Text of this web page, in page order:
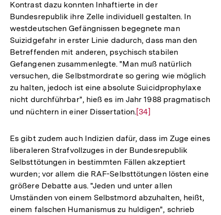
der
Fußnote
Kontrast dazu konnten Inhaftierte in der
Bundesrepublik ihre Zelle individuell gestalten. In
westdeutschen Gefängnissen begegnete man
Suizidgefahr in erster Linie dadurch, dass man den
Betreffenden mit anderen, psychisch stabilen
Gefangenen zusammenlegte. "Man muß natürlich
versuchen, die Selbstmordrate so gering wie möglich
zu halten, jedoch ist eine absolute Suicidprophylaxe
nicht durchführbar", hieß es im Jahr 1988 pragmatisch
und nüchtern in einer Dissertation.Zur
der
Fußnote
[34]
Es gibt zudem auch Indizien dafür, dass im Zuge eines
liberaleren Strafvollzuges in der Bundesrepublik
Selbsttötungen in bestimmten Fällen akzeptiert
wurden; vor allem die RAF-Selbsttötungen lösten eine
größere Debatte aus. "Jeden und unter allen
Umständen von einem Selbstmord abzuhalten, heißt,
einem falschen Humanismus zu huldigen", schrieb